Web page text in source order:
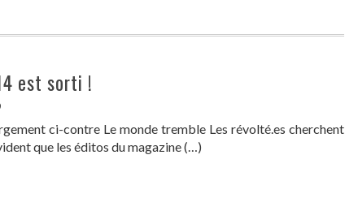
est sorti !
ci-contre Le monde tremble Les révolté.es cherchent
que les éditos du magazine (…)